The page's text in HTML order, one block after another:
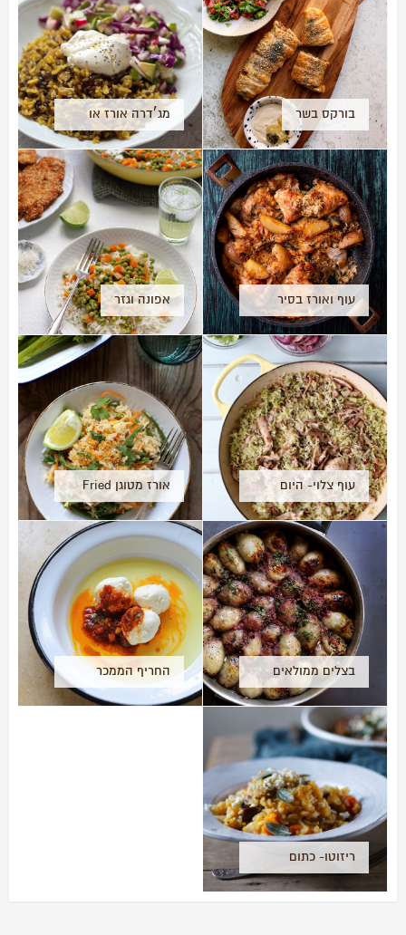
בורקס בשר מג׳דרה אורז או
בורגול
עוף ואורז בסיר אפונה וגזר
עוף צלוי- היום
שאחרי
אורז מטוגן Fried
Rice
בצלים ממולאים
ברוטב רימונים
החריף הממכר
מנצרת
ריזוטו- כתום
ופטריות